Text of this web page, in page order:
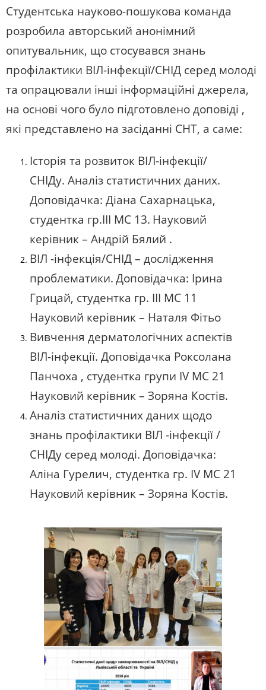
Студентська науково-пошукова команда
розробила авторський анонімний
опитувальник, що стосувався знань
профілактики ВІЛ-інфекції/СНІД серед молоді
та опрацювали інші інформаційні джерела,
на основі чого було підготовлено доповіді ,
які представлено на засіданні СНТ, а саме:
Історія та розвиток ВІЛ-інфекції/
СНІДу. Аналіз статистичних даних.
Доповідачка: Діана Сахарнацька,
студентка гр.ІІІ МС 13. Науковий
керівник – Андрій Бялий .
ВІЛ -інфекція/СНІД – дослідження
проблематики. Доповідачка: Ірина
Грицай, студентка гр. ІІІ МС 11
Науковий керівник – Наталя Фітьо
Вивчення дерматологічних аспектів
ВІЛ-інфекції. Доповідачка Роксолана
Панчоха , студентка групи ІV МС 21
Науковий керівник – Зоряна Костів.
Аналіз статистичних даних щодо
знань профілактики ВІЛ -інфекції /
СНІДу серед молоді. Доповідачка:
Аліна Гурелич, студентка гр. ІV МС 21
Науковий керівник – Зоряна Костів.